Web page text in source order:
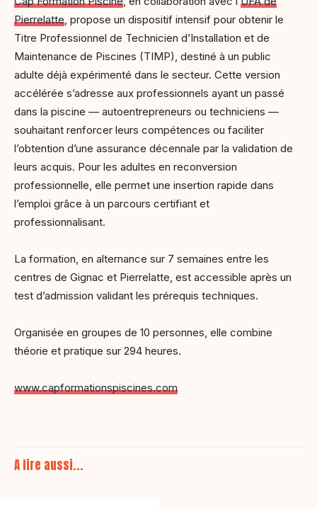
Pierrelatte , propose un dispositif intensif pour obtenir le
Titre Professionnel de Technicien d’Installation et de
Maintenance de Piscines (TIMP), destiné à un public
adulte déjà expérimenté dans le secteur. Cette version
accélérée s’adresse aux professionnels ayant un passé
dans la piscine — autoentrepreneurs ou techniciens —
souhaitant renforcer leurs compétences ou faciliter
l’obtention d’une assurance décennale par la validation de
leurs acquis. Pour les adultes en reconversion
professionnelle, elle permet une insertion rapide dans
l’emploi grâce à un parcours certifiant et
professionnalisant.
La formation, en alternance sur 7 semaines entre les
centres de Gignac et Pierrelatte, est accessible après un
test d’admission validant les prérequis techniques.
Organisée en groupes de 10 personnes, elle combine
théorie et pratique sur 294 heures.
www.capformationspiscines.com
A lire aussi...